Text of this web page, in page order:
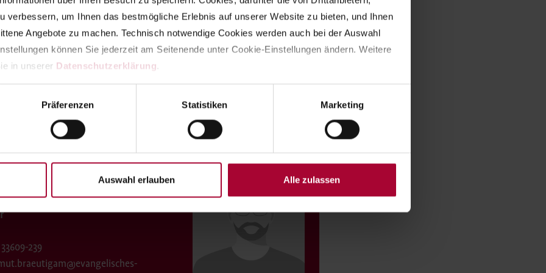
verbessern, um Ihnen das bestmögliche Erlebnis auf unserer Website zu bieten, und Ihnen
Angebote zu machen. Technisch notwendige Cookies werden auch bei der Auswahl
können Sie jederzeit am Seitenende unter Cookie-Einstellungen ändern. Weitere
in unserer Datenschutzerklärung.
Präferenzen Statistiken Marketing
Auswahl erlauben Alle zulassen
berufen und brüderschaftlich geprägt. Sozial- und personengeschichtliche Analyse
der Brüderschaft des Evangelischen Johannesstifts 1910 bis 1945, Evangelische
Seiten.
Leben. Lebensgeschichten ehemaliger Betreuter aus der Jugendhilfe des Evangelischen
239